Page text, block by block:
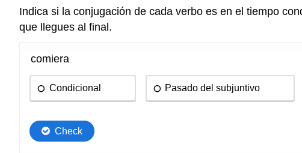
Indica si la conjugación de cada verbo es en el tiempo
que llegues al final.